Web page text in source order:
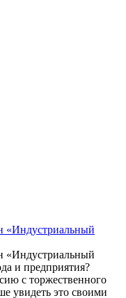
«Индустриальный
«Индустриальный
и предприятия?
с торжественного
увидеть это своими